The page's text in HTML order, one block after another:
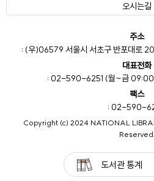
오시는길
주소
: (우)06579 서울시 서초구 반포대로
대표전화
: 02-590-6251 (월~금
팩스
: 02-590-
Copyright (c) 2024 NATIONAL
Reserved.
도서관 통계